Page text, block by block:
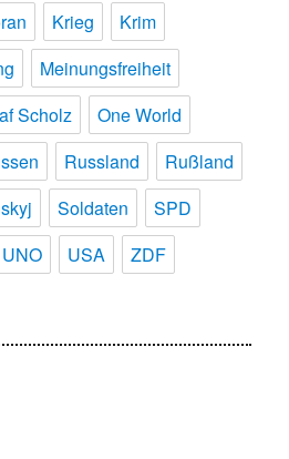
Krieg
Krim
Meinungsfreiheit
Scholz
One World
Russland
Rußland
Soldaten
SPD
UNO USA ZDF